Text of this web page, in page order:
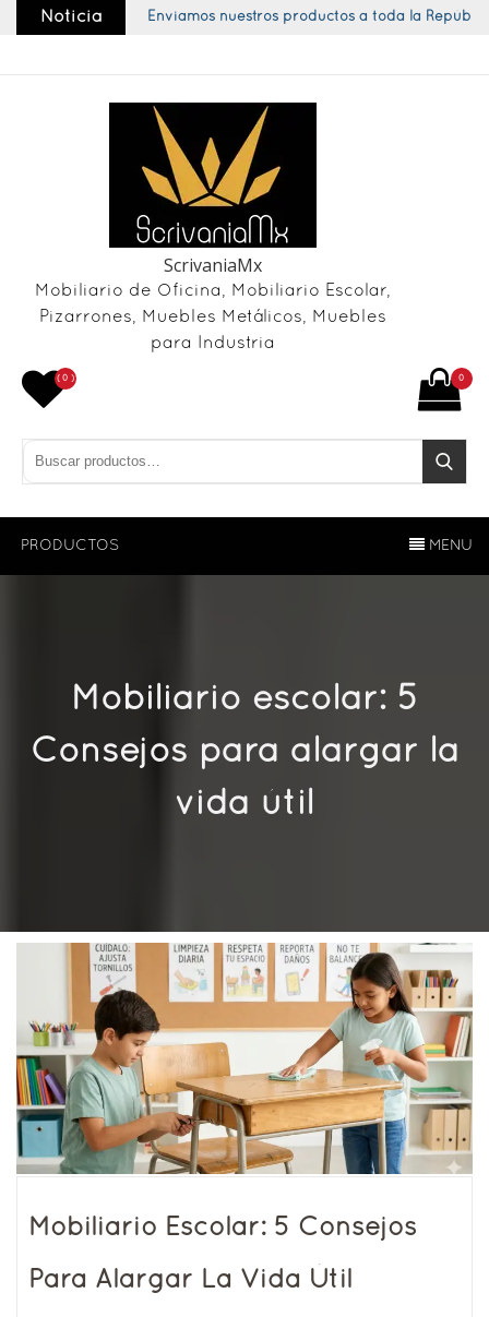
Noticia Enviamos nuestros productos a toda la
ScrivaniaMx
Mobiliario de Oficina, Mobiliario Escolar,
Pizarrones, Muebles Metálicos, Muebles
para Industria
Buscar por:
Buscar
0
( 0 )
PRODUCTOS MENU
Mobiliario escolar: 5
Consejos para alargar la
vida útil
Mobiliario Escolar: 5 Consejos
Para Alargar La Vida Útil